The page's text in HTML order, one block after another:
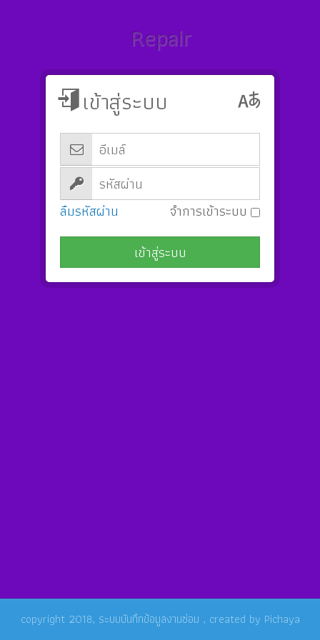
Repair
เข้าสู่ระบบ
ลืมรหัสผ่าน
จำการเข้าระบบ
เข้าสู่ระบบ
copyright 2018, ระบบบันทึกข้อมูลงานซ่อม , created by Pichaya